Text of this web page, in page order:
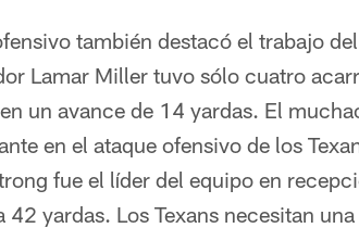
también destacó el trabajo
Lamar Miller tuvo sólo cuatro
un avance de 14 yardas. El
en el ataque ofensivo de los
fue el líder del equipo en
42 yardas. Los Texans necesitan